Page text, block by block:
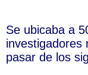
Se ubicaba a
investigadores
pasar de los